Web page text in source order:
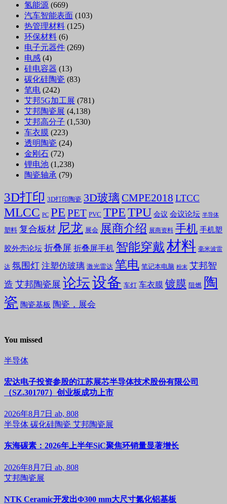
氢能源 (669)
汽车智能表面 (103)
热管理材料 (125)
环保材料 (6)
电子元器件 (269)
电感 (4)
硅电容器 (13)
碳化硅陶瓷 (83)
笔电 (242)
艾邦5G加工展 (781)
艾邦陶瓷展 (4,138)
艾邦高分子 (1,530)
车衣膜 (223)
透明陶瓷 (24)
金刚石 (72)
锂电池 (1,238)
陶瓷轴承 (79)
3D打印 3D打印陶瓷 3D玻璃 CMPE2018 LTCC
MLCC PC PE PET PVC TPETPU 会议 会议论坛 半导体
塑料 复合板材 尼龙 展会 展商介绍 展商资料 手机 手机塑
胶外壳论坛 折叠屏 折叠屏手机 智能穿戴材料 毫米波雷
达 氛围灯 注塑仿玻璃 激光雷达 笔电 笔记本电脑 粉末 艾邦智
造 艾邦陶瓷展 论坛设备 车灯 车衣膜 镀膜 阻燃 陶
瓷 陶瓷基板 陶瓷，展会
You missed
半导体
宏达电子投资参股的江苏展芯半导体技术股份有限公司
（SZ.301707）创业板成功上市
2026年8月7日 ab, 808
半导体 碳化硅陶瓷 艾邦陶瓷展
东海碳素：2026年上半年SiC聚焦环销量显著增长
2026年8月7日 ab, 808
艾邦陶瓷展
NTK Ceramic开发出Φ300 mm大尺寸氮化铝基板